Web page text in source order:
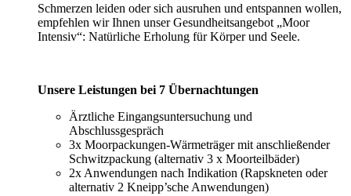
Schmerzen leiden oder sich ausruhen und entspannen wollen,
empfehlen wir Ihnen unser Gesundheitsangebot „Moor
Intensiv“: Natürliche Erholung für Körper und Seele.
Unsere Leistungen bei 7 Übernachtungen
Ärztliche Eingangsuntersuchung und
Abschlussgespräch
3x Moorpackungen-Wärmeträger mit anschließender
Schwitzpackung (alternativ 3 x Moorteilbäder)
2x Anwendungen nach Indikation (Rapskneten oder
alternativ 2 Kneipp’sche Anwendungen)